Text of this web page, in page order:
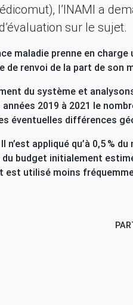
l’INAMI a
sur le sujet.
maladie prenne en
renvoi de la part de son
du système et
2019 à 2021 le
éventuelles différences
appliqué qu’à 0,5 % du
du budget initialement
utilisé moins